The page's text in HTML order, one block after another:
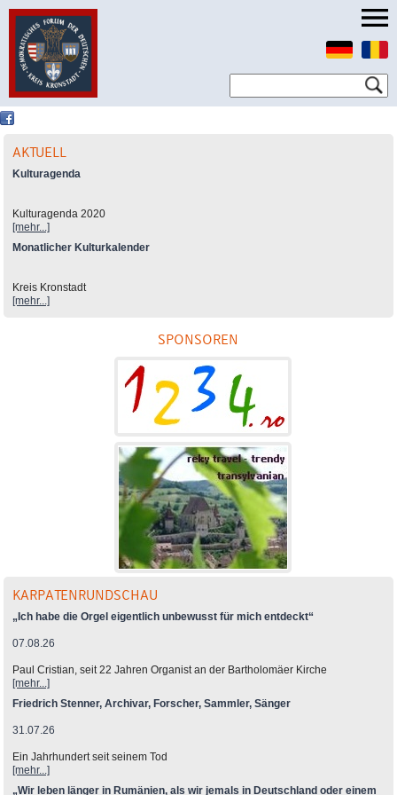
AKTUELL
Kulturagenda
Kulturagenda 2020
[mehr...]
Monatlicher Kulturkalender
Kreis Kronstadt
[mehr...]
SPONSOREN
KARPATENRUNDSCHAU
„Ich habe die Orgel eigentlich unbewusst für mich entdeckt“
07.08.26
Paul Cristian, seit 22 Jahren Organist an der Bartholomäer Kirche
[mehr...]
Friedrich Stenner, Archivar, Forscher, Sammler, Sänger
31.07.26
Ein Jahrhundert seit seinem Tod
[mehr...]
„Wir leben länger in Rumänien, als wir jemals in Deutschland oder einem